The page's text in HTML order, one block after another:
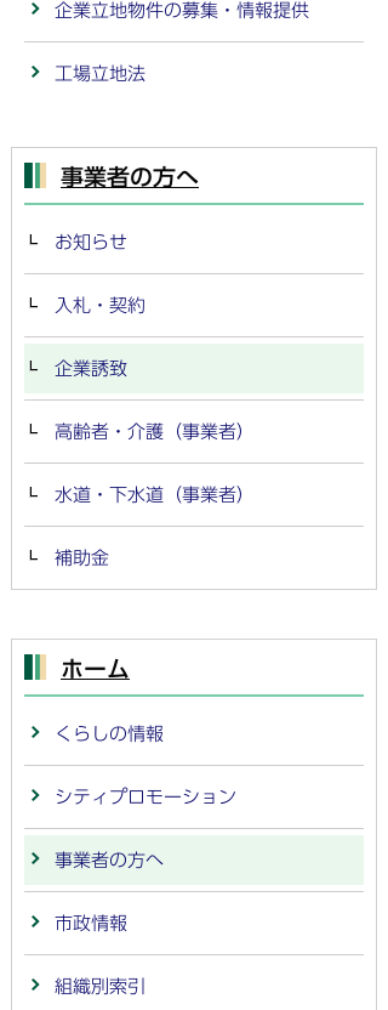
企業立地物件の募集・情報提供
工場立地法
事業者の方へ
お知らせ
入札・契約
企業誘致
高齢者・介護（事業者）
水道・下水道（事業者）
補助金
ホーム
くらしの情報
シティプロモーション
事業者の方へ
市政情報
組織別索引